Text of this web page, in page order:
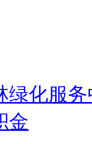
绿化服
金